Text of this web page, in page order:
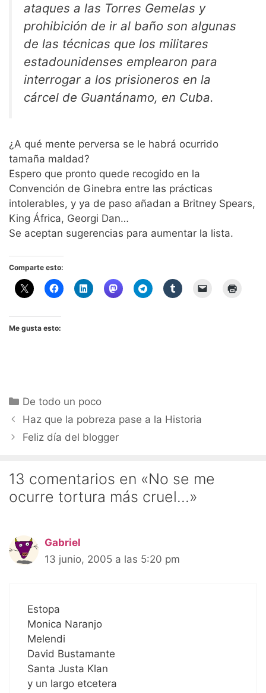
ataques a las Torres Gemelas y
prohibición de ir al baño son algunas
de las técnicas que los militares
estadounidenses emplearon para
interrogar a los prisioneros en la
cárcel de Guantánamo, en Cuba.
¿A qué mente perversa se le habrá ocurrido
tamaña maldad?
Espero que pronto quede recogido en la
Convención de Ginebra entre las prácticas
intolerables, y ya de paso añadan a Britney Spears,
King África, Georgi Dan…
Se aceptan sugerencias para aumentar la lista.
Comparte esto:
Me gusta esto:
Categorías
De todo un poco
Haz que la pobreza pase a la Historia
Feliz día del blogger
13 comentarios en «No se me
ocurre tortura más cruel…»
Gabriel
13 junio, 2005 a las 5:20 pm
Estopa
Monica Naranjo
Melendi
David Bustamante
Santa Justa Klan
y un largo etcetera